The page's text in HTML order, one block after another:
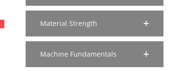
Material Strength
Machine Fundamentals